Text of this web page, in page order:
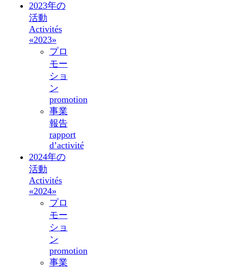
2023年の
活動
Activités
«2023»
プロ
モー
ショ
ン
promotion
事業
報告
rapport
d’activité
2024年の
活動
Activités
«2024»
プロ
モー
ショ
ン
promotion
事業